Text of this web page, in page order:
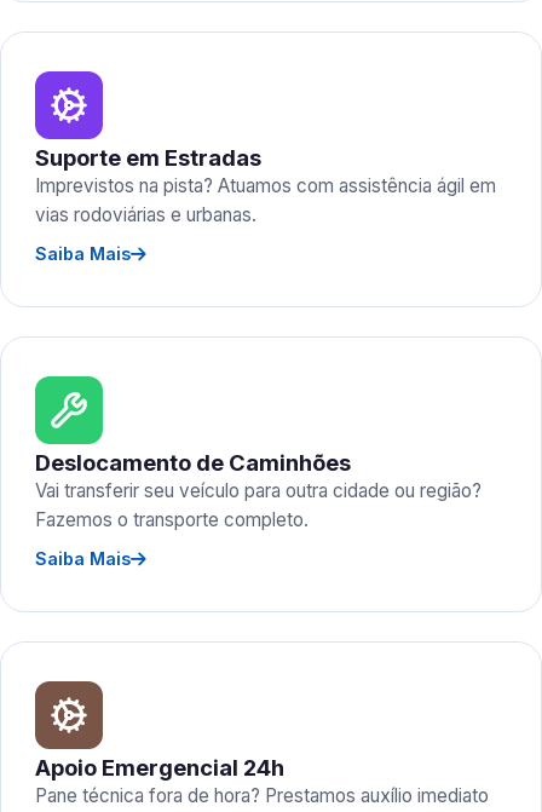
Suporte em Estradas
Imprevistos na pista? Atuamos com assistência ágil em
vias rodoviárias e urbanas.
Saiba Mais
Deslocamento de Caminhões
Vai transferir seu veículo para outra cidade ou região?
Fazemos o transporte completo.
Saiba Mais
Apoio Emergencial 24h
Pane técnica fora de hora? Prestamos auxílio imediato